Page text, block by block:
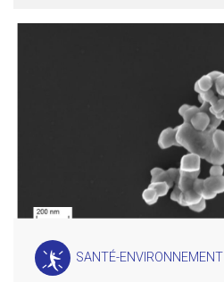
SANTÉ-ENVIRONNEMENT